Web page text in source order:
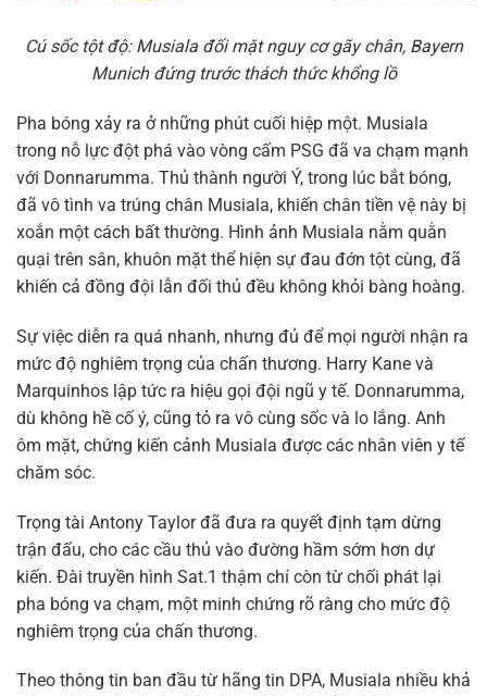
Cú sốc tột độ: Musiala đối mặt nguy cơ gãy chân, Bayern
Munich đứng trước thách thức khổng lồ
Pha bóng xảy ra ở những phút cuối hiệp một. Musiala
trong nỗ lực đột phá vào vòng cấm PSG đã va chạm mạnh
với Donnarumma. Thủ thành người Ý, trong lúc bắt bóng,
đã vô tình va trúng chân Musiala, khiến chân tiền vệ này bị
xoắn một cách bất thường. Hình ảnh Musiala nằm quằn
quại trên sân, khuôn mặt thể hiện sự đau đớn tột cùng, đã
khiến cả đồng đội lẫn đối thủ đều không khỏi bàng hoàng.
Sự việc diễn ra quá nhanh, nhưng đủ để mọi người nhận ra
mức độ nghiêm trọng của chấn thương. Harry Kane và
Marquinhos lập tức ra hiệu gọi đội ngũ y tế. Donnarumma,
dù không hề cố ý, cũng tỏ ra vô cùng sốc và lo lắng. Anh
ôm mặt, chứng kiến cảnh Musiala được các nhân viên y tế
chăm sóc.
Trọng tài Antony Taylor đã đưa ra quyết định tạm dừng
trận đấu, cho các cầu thủ vào đường hầm sớm hơn dự
kiến. Đài truyền hình Sat.1 thậm chí còn từ chối phát lại
pha bóng va chạm, một minh chứng rõ ràng cho mức độ
nghiêm trọng của chấn thương.
Theo thông tin ban đầu từ hãng tin DPA, Musiala nhiều khả